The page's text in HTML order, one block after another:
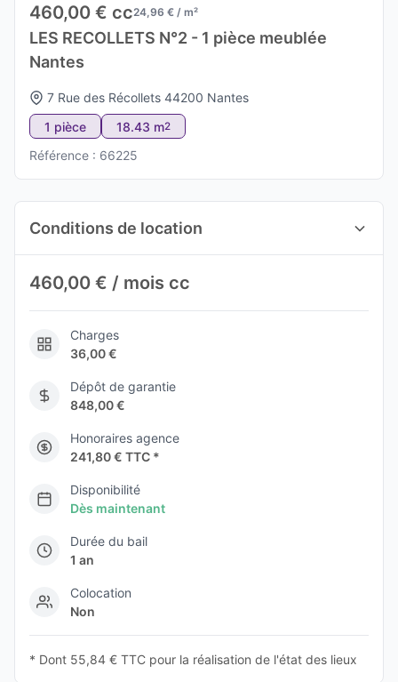
460,00 € cc24,96 € / m²
LES RECOLLETS N°2 - 1 pièce meublée
Nantes
7 Rue des Récollets 44200 Nantes
1 pièce
18.43 m2
Référence : 66225
Conditions de location
460,00 € / mois cc
Charges
36,00 €
Dépôt de garantie
848,00 €
Honoraires agence
241,80 € TTC *
Disponibilité
Dès maintenant
Durée du bail
1 an
Colocation
Non
* Dont 55,84 € TTC pour la réalisation de l'état des lieux